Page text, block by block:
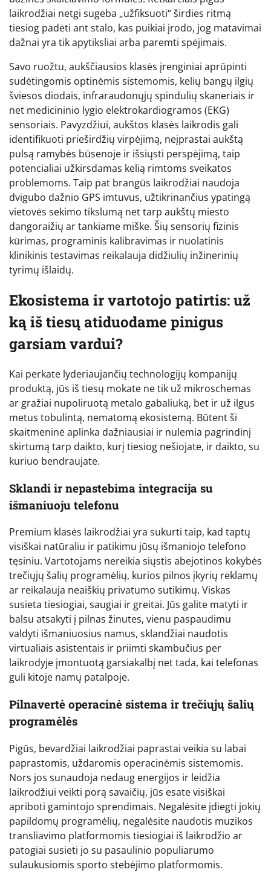
laikrodžiai netgi sugeba „užfiksuoti“ širdies ritmą
tiesiog padėti ant stalo, kas puikiai įrodo, jog matavimai
dažnai yra tik apytiksliai arba paremti spėjimais.
Savo ruožtu, aukščiausios klasės įrenginiai aprūpinti
sudėtingomis optinėmis sistemomis, kelių bangų ilgių
šviesos diodais, infraraudonųjų spindulių skaneriais ir
net medicininio lygio elektrokardiogramos (EKG)
sensoriais. Pavyzdžiui, aukštos klasės laikrodis gali
identifikuoti prieširdžių virpėjimą, neįprastai aukštą
pulsą ramybės būsenoje ir išsiųsti perspėjimą, taip
potencialiai užkirsdamas kelią rimtoms sveikatos
problemoms. Taip pat brangūs laikrodžiai naudoja
dvigubo dažnio GPS imtuvus, užtikrinančius ypatingą
vietovės sekimo tikslumą net tarp aukštų miesto
dangoraižių ar tankiame miške. Šių sensorių fizinis
kūrimas, programinis kalibravimas ir nuolatinis
klinikinis testavimas reikalauja didžiulių inžinerinių
tyrimų išlaidų.
Ekosistema ir vartotojo patirtis: už
ką iš tiesų atiduodame pinigus
garsiam vardui?
Kai perkate lyderiaujančių technologijų kompanijų
produktą, jūs iš tiesų mokate ne tik už mikroschemas
ar gražiai nupoliruotą metalo gabaliuką, bet ir už ilgus
metus tobulintą, nematomą ekosistemą. Būtent ši
skaitmeninė aplinka dažniausiai ir nulemia pagrindinį
skirtumą tarp daikto, kurį tiesiog nešiojate, ir daikto, su
kuriuo bendraujate.
Sklandi ir nepastebima integracija su
išmaniuoju telefonu
Premium klasės laikrodžiai yra sukurti taip, kad taptų
visiškai natūraliu ir patikimu jūsų išmaniojo telefono
tęsiniu. Vartotojams nereikia siųstis abejotinos kokybės
trečiųjų šalių programėlių, kurios pilnos įkyrių reklamų
ar reikalauja neaiškių privatumo sutikimų. Viskas
susieta tiesiogiai, saugiai ir greitai. Jūs galite matyti ir
balsu atsakyti į pilnas žinutes, vienu paspaudimu
valdyti išmaniuosius namus, sklandžiai naudotis
virtualiais asistentais ir priimti skambučius per
laikrodyje įmontuotą garsiakalbį net tada, kai telefonas
guli kitoje namų patalpoje.
Pilnavertė operacinė sistema ir trečiųjų šalių
programėlės
Pigūs, bevardžiai laikrodžiai paprastai veikia su labai
paprastomis, uždaromis operacinėmis sistemomis.
Nors jos sunaudoja nedaug energijos ir leidžia
laikrodžiui veikti porą savaičių, jūs esate visiškai
apriboti gamintojo sprendimais. Negalėsite įdiegti jokių
papildomų programėlių, negalėsite naudotis muzikos
transliavimo platformomis tiesiogiai iš laikrodžio ar
patogiai susieti jo su pasaulinio populiarumo
sulaukusiomis sporto stebėjimo platformomis.